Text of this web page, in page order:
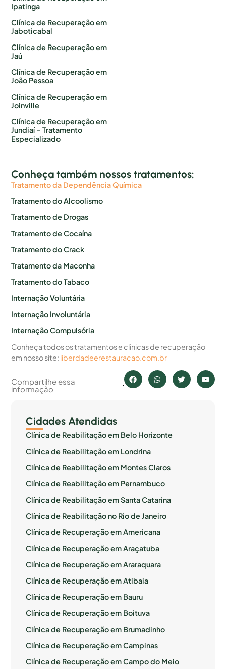
Ipatinga
Clínica de Recuperação em
Jaboticabal
Clínica de Recuperação em
Jaú
Clínica de Recuperação em
João Pessoa
Clínica de Recuperação em
Joinville
Clínica de Recuperação em
Jundiaí – Tratamento
Especializado
Conheça também nossos tratamentos:
Tratamento da Dependência Química
Tratamento do Alcoolismo
Tratamento de Drogas
Tratamento de Cocaína
Tratamento do Crack
Tratamento da Maconha
Tratamento do Tabaco
Internação Voluntária
Internação Involuntária
Internação Compulsória
Conheça todos os tratamentos e clinicas de recuperação
em nosso site: liberdadeerestauracao.com.br
Compartilhe essa
informação
Cidades Atendidas
Clínica de Reabilitação em Belo Horizonte
Clínica de Reabilitação em Londrina
Clínica de Reabilitação em Montes Claros
Clínica de Reabilitação em Pernambuco
Clínica de Reabilitação em Santa Catarina
Clínica de Reabilitação no Rio de Janeiro
Clínica de Recuperação em Americana
Clínica de Recuperação em Araçatuba
Clínica de Recuperação em Araraquara
Clínica de Recuperação em Atibaia
Clínica de Recuperação em Bauru
Clínica de Recuperação em Boituva
Clínica de Recuperação em Brumadinho
Clínica de Recuperação em Campinas
Clínica de Recuperação em Campo do Meio